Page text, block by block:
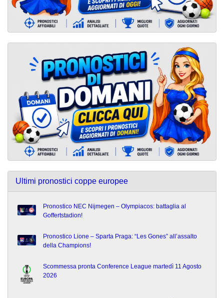
Ultimi pronostici coppe europee
Pronostico NEC Nijmegen – Olympiacos: battaglia al
Goffertstadion!
Pronostico Lione – Sparta Praga: “Les Gones” all’assalto
della Champions!
Scommessa pronta Conference League martedì 11 Agosto
2026